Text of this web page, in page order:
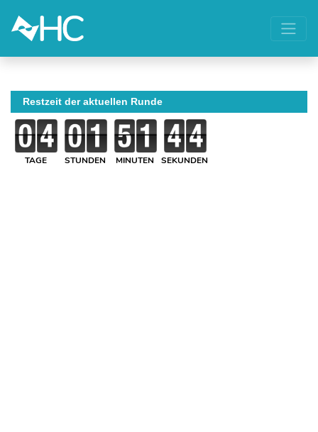
Restzeit der aktuellen Runde
TAGE STUNDEN MINUTEN SEKUNDEN